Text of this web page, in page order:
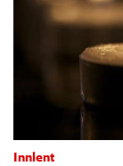
Innlent